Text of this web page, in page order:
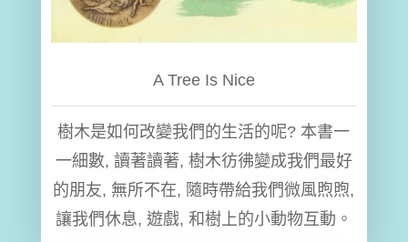
A Tree Is Nice
樹木是如何改變我們的生活的呢? 本書一
一細數, 讀著讀著, 樹木彷彿變成我們最好
的朋友, 無所不在, 隨時帶給我們微風煦煦,
讓我們休息, 遊戲, 和樹上的小動物互動。